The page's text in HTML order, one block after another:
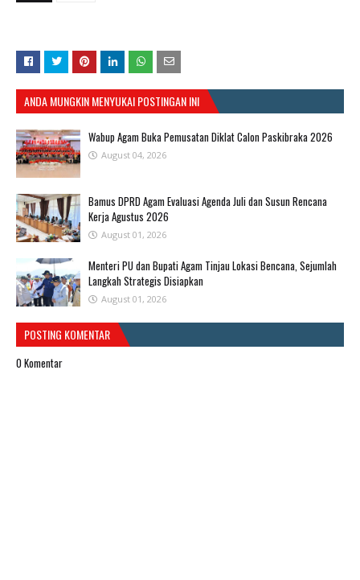
ANDA MUNGKIN MENYUKAI POSTINGAN INI
Wabup Agam Buka Pemusatan Diklat Calon Paskibraka 2026
August 04, 2026
Bamus DPRD Agam Evaluasi Agenda Juli dan Susun Rencana
Kerja Agustus 2026
August 01, 2026
Menteri PU dan Bupati Agam Tinjau Lokasi Bencana, Sejumlah
Langkah Strategis Disiapkan
August 01, 2026
POSTING KOMENTAR
0 Komentar